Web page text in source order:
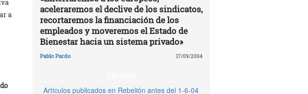
a
aceleraremos el declive de los sindicatos,
recortaremos la financiación de los
empleados y moveremos el Estado de
Bienestar hacia un sistema privado»
Pablo Pardo 17/09/2004
Artículos publicados en Rebelión antes del 1-6-04